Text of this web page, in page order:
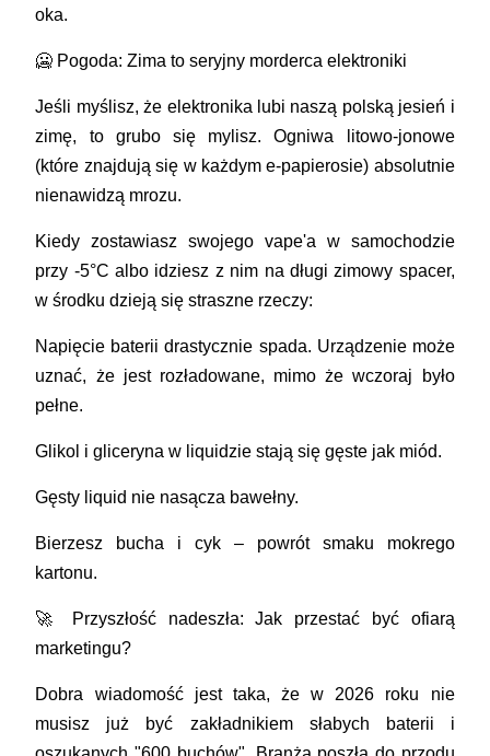
oka.
🥶 Pogoda: Zima to seryjny morderca elektroniki
Jeśli myślisz, że elektronika lubi naszą polską jesień i
zimę, to grubo się mylisz. Ogniwa litowo-jonowe
(które znajdują się w każdym e-papierosie) absolutnie
nienawidzą mrozu.
Kiedy zostawiasz swojego vape'a w samochodzie
przy -5°C albo idziesz z nim na długi zimowy spacer,
w środku dzieją się straszne rzeczy:
Napięcie baterii drastycznie spada. Urządzenie może
uznać, że jest rozładowane, mimo że wczoraj było
pełne.
Glikol i gliceryna w liquidzie stają się gęste jak miód.
Gęsty liquid nie nasącza bawełny.
Bierzesz bucha i cyk – powrót smaku mokrego
kartonu.
🚀 Przyszłość nadeszła: Jak przestać być ofiarą
marketingu?
Dobra wiadomość jest taka, że w 2026 roku nie
musisz już być zakładnikiem słabych baterii i